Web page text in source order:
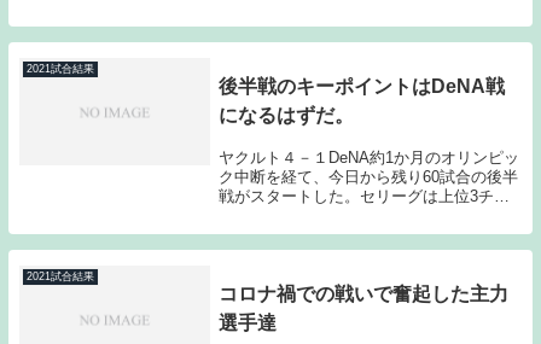
と感じる。勝てるときにしっかり勝ってお
くことは大切なことである。初回のソロ2
2021試合結果
後半戦のキーポイントはDeNA戦
になるはずだ。
ヤクルト４－１DeNA約1か月のオリンピッ
ク中断を経て、今日から残り60試合の後半
戦がスタートした。セリーグは上位3チー
れる中での後半戦となった。首位阪神は5
位広島相手に2勝1敗、2位巨人は4位中日相
2021試合結果
コロナ禍での戦いで奮起した主力
選手達